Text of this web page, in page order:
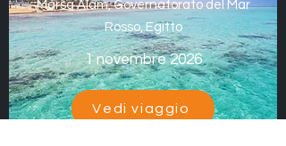
Marsa Alam, Governatorato del Mar
Rosso, Egitto
1 novembre 2026
Vedi viaggio